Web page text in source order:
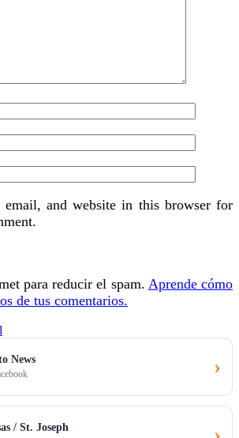
email, and website in this browser for
para reducir el spam. Aprende cómo
de tus comentarios.
News ›
/ St. Joseph